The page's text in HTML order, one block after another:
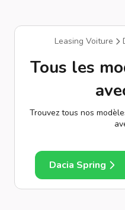
Leasing Voiture
Tous les
Trouvez tous nos
Dacia Spring